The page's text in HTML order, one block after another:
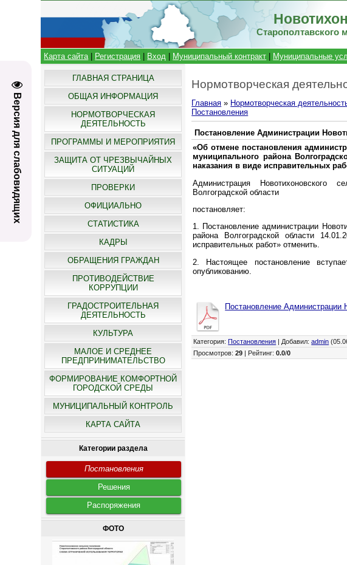
Версия для слабовидящих
Старополтавского
Карта сайта| Регистрация Вход Муниципальный контракт Муниципальные
ГЛАВНАЯ СТРАНИЦА
ОБЩАЯ ИНФОРМАЦИЯ
НОРМОТВОРЧЕСКАЯ
ДЕЯТЕЛЬНОСТЬ
ПРОГРАММЫ И МЕРОПРИЯТИЯ
ЗАЩИТА ОТ ЧРЕЗВЫЧАЙНЫХ
СИТУАЦИЙ
ПРОВЕРКИ
ОФИЦИАЛЬНО
СТАТИСТИКА
КАДРЫ
ОБРАЩЕНИЯ ГРАЖДАН
ПРОТИВОДЕЙСТВИЕ
КОРРУПЦИИ
ГРАДОСТРОИТЕЛЬНАЯ
ДЕЯТЕЛЬНОСТЬ
КУЛЬТУРА
МАЛОЕ И СРЕДНЕЕ
ПРЕДПРИНИМАТЕЛЬСТВО
ФОРМИРОВАНИЕ КОМФОРТНОЙ
ГОРОДСКОЙ СРЕДЫ
МУНИЦИПАЛЬНЫЙ КОНТРОЛЬ
КАРТА САЙТА
Категории раздела
Постановления
Решения
Распоряжения
ФОТО
Нормотворческая
Главная » Нормотворческая
Постановления
Постановление Администрации
«Об отмене постановления
муниципального района
наказания в виде исправительных
Администрация Новотихоновского
Волгоградской области
постановляет:
1. Постановление администрации
района Волгоградской области
исправительных работ» отменить.
2. Настоящее постановление
опубликованию.
Постановление Администрации
Категория: Постановления Добавил:admin
Просмотров:29 Рейтинг:0.0/0